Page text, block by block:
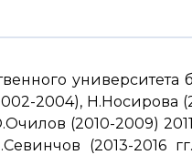
2004),
(2010-2009) 2011
(2013-2016